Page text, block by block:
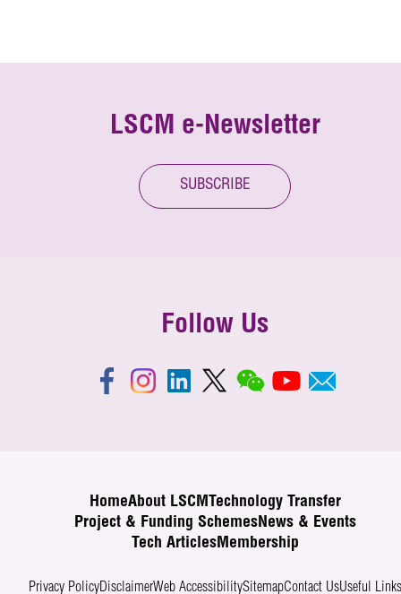
LSCM e-Newsletter
SUBSCRIBE
Follow Us
HomeAbout LSCM
Technology Transfer
Project & Funding SchemesNews & Events
Tech ArticlesMembership
Privacy PolicyDisclaimerWeb AccessibilitySitemapContact UsUseful Links